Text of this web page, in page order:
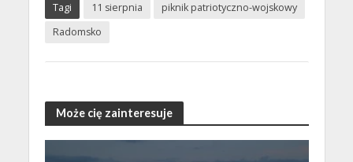
Tagi
11 sierpnia
piknik patriotyczno-wojskowy
Radomsko
Może cię zainteresuje